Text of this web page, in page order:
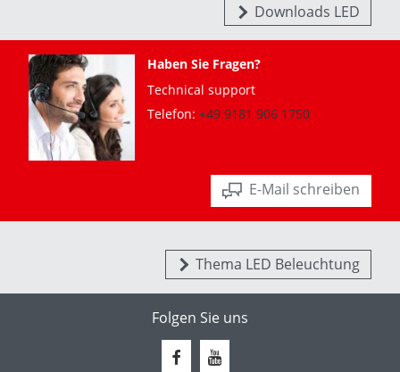
Downloads LED
Haben Sie Fragen?
Technical support
Telefon: +49 9181 906 1750
E-Mail schreiben
Thema LED Beleuchtung
Folgen Sie uns